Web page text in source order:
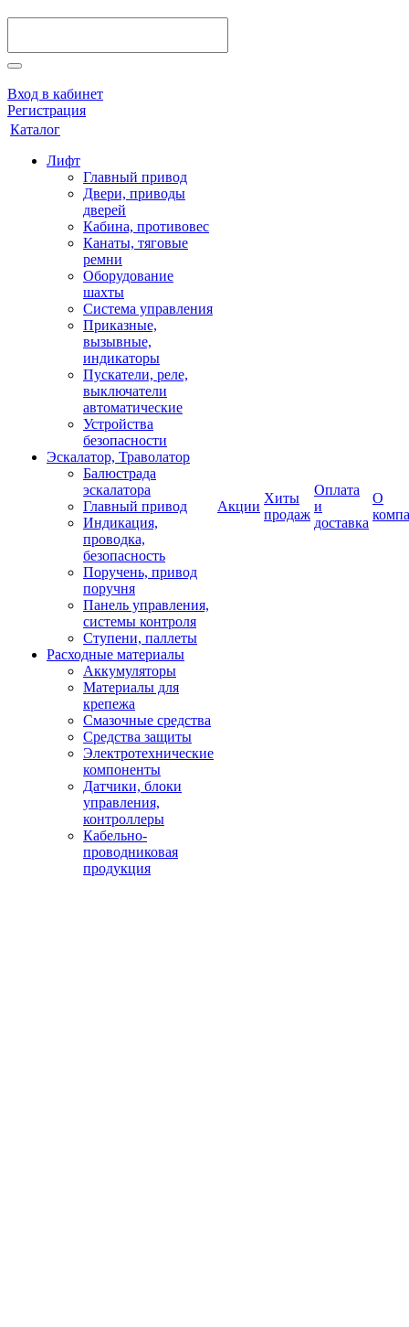
Вход в кабинет
Регистрация
Каталог
Лифт
Главный привод
Двери, приводы
дверей
Кабина, противовес
Канаты, тяговые
ремни
Оборудование
шахты
Система управления
Приказные,
вызывные,
индикаторы
Пускатели, реле,
выключатели
автоматические
Устройства
безопасности
Эскалатор, Траволатор
Балюстрада
эскалатора
Главный привод
Индикация,
проводка,
безопасность
Поручень, привод
поручня
Панель управления,
системы контроля
Ступени, паллеты
Расходные материалы
Аккумуляторы
Материалы для
крепежа
Смазочные средства
Средства защиты
Электротехнические
компоненты
Датчики, блоки
управления,
контроллеры
Кабельно-
проводниковая
продукция
Акции
Хиты
продаж
Оплата
и
доставка
О